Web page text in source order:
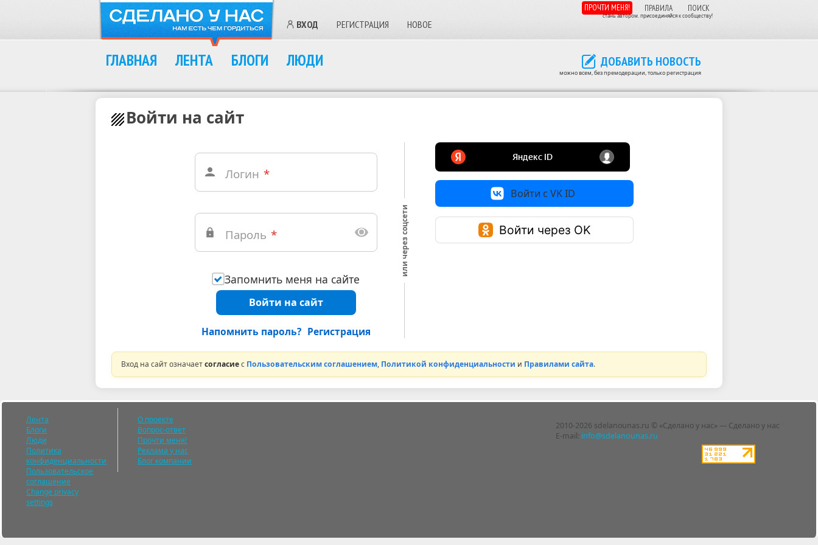
ВХОД РЕГИСТРАЦИЯ НОВОЕ
ПРОЧТИ МЕНЯ! ПРАВИЛА ПОИСК
стань автором. присоединяйся к сообществу!
ДОБАВИТЬ НОВОСТЬ
можно всем, без премодерации, только регистрация
ГЛАВНАЯ ЛЕНТА БЛОГИ ЛЮДИ
Войти на сайт
Логин *
Пароль *
Запомнить меня на сайте
Войти на сайт
Напомнить пароль? Регистрация
или через соцсети
Войти с VK ID
Войти через OK
Вход на сайт означаетсогласиес Пользовательским соглашением, Политикой конфиденциальности и Правилами сайта.
2010-2026 sdelanounas.ru © «Сделано у нас» — Сделано у нас
E-mail: info@sdelanounas.ru
Лента
Блоги
Люди
Политика
конфиденциальности
Пользовательское
соглашение
Change privacy
settings
О проекте
Вопрос-ответ
Прочти меня!
Реклама у нас
Блог компании